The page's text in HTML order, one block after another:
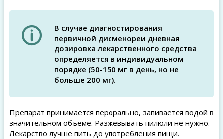
В случае диагностирования
первичной дисменореи дневная
дозировка лекарственного средства
определяется в индивидуальном
порядке (50-150 мг в день, но не
больше 200 мг).
Препарат принимается перорально, запивается водой в
значительном объёме. Разжевывать пилюли не нужно.
Лекарство лучше пить до употребления пищи.